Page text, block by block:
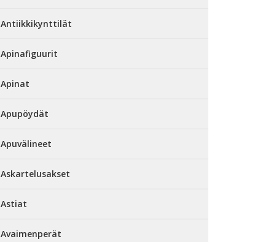
Antiikkikynttilät
Apinafiguurit
Apinat
Apupöydät
Apuvälineet
Askartelusakset
Astiat
Avaimenperät